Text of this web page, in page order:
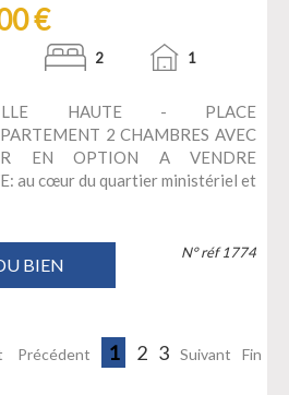
€
2 1
VILLE HAUTE - PLACE
2 CHAMBRES AVEC
EN OPTION A VENDRE
au cœur du quartier ministériel et
BIEN
N° réf 1774
Précédent 1 2 3 Suivant Fin